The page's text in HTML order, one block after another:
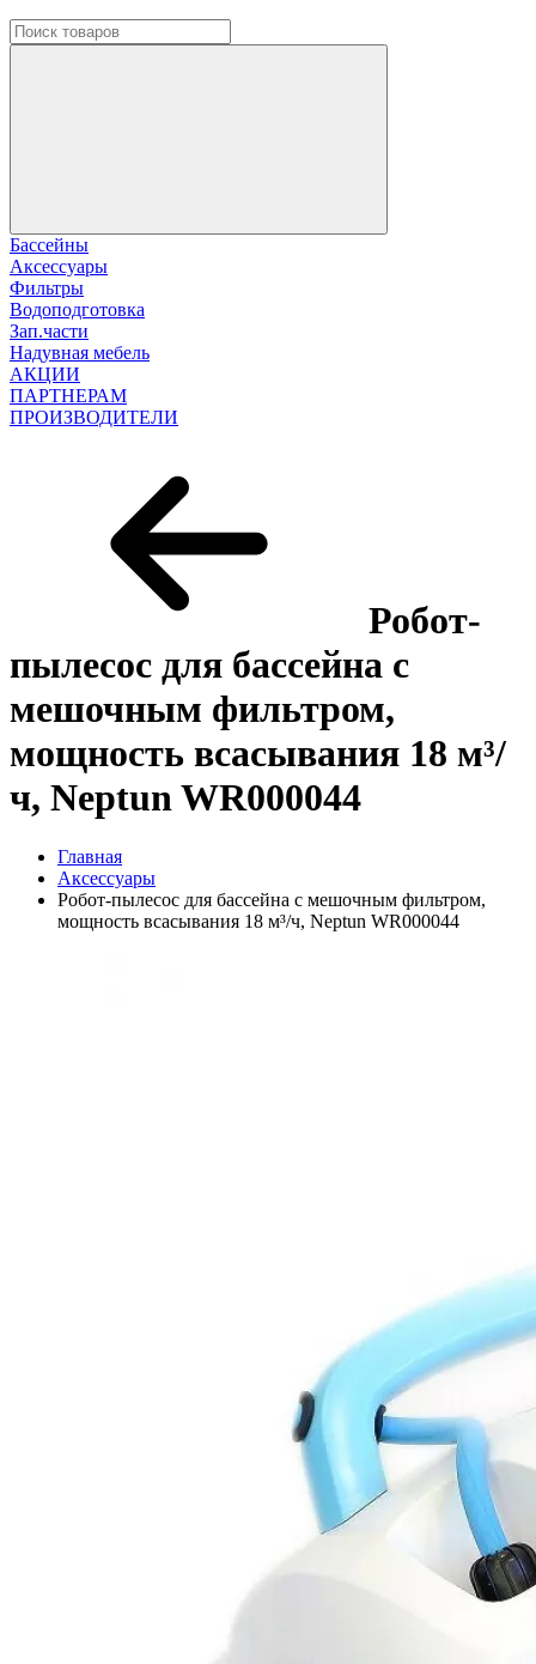
Бассейны
Аксессуары
Фильтры
Водоподготовка
Зап.части
Надувная мебель
АКЦИИ
ПАРТНЕРАМ
ПРОИЗВОДИТЕЛИ
Робот-
пылесос для бассейна с
мешочным фильтром,
мощность всасывания 18 м³/
ч, Neptun WR000044
Главная
Аксессуары
Робот-пылесос для бассейна с мешочным фильтром,
мощность всасывания 18 м³/ч, Neptun WR000044